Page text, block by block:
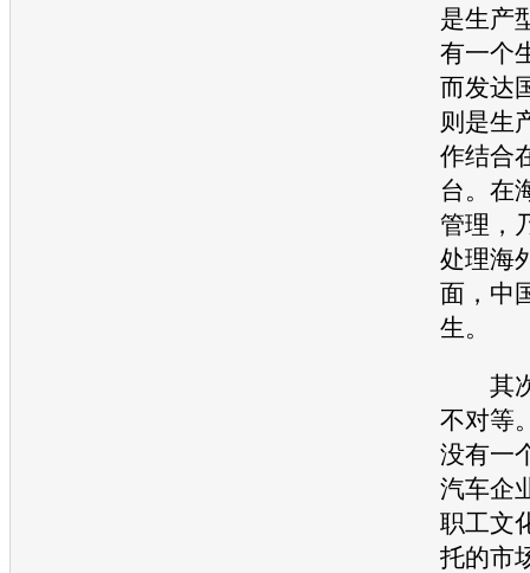
是生产
有一个
而发达
则是生
作结合
台。在
管理，
处理海
面，中
生。
其次
不对等
没有一
汽车企
职工文
托的市